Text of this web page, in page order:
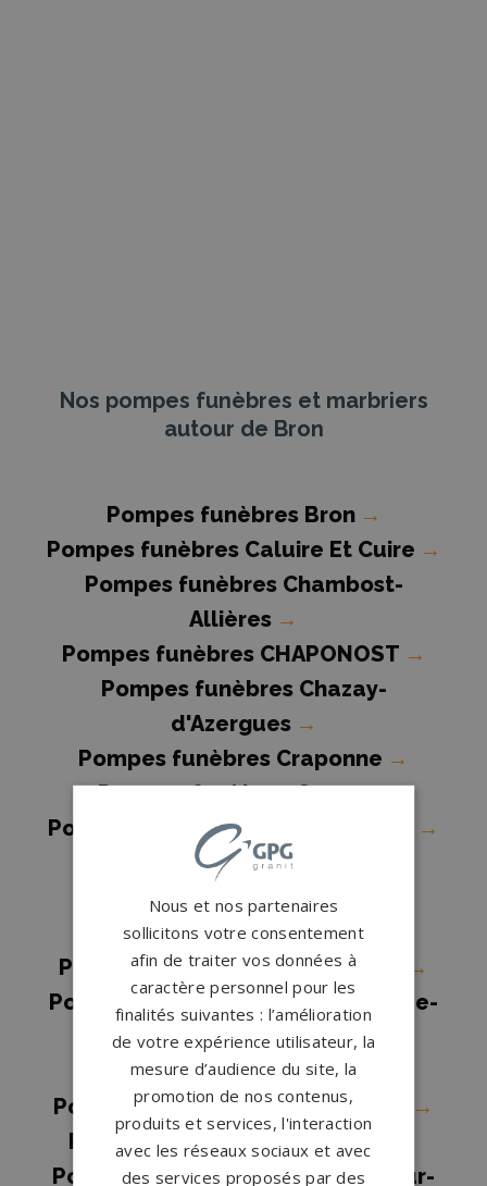
Nos pompes funèbres et marbriers
autour de Bron
Pompes funèbres Bron →
Pompes funèbres Caluire Et Cuire →
Pompes funèbres Chambost-
Allières →
Pompes funèbres CHAPONOST →
Pompes funèbres Chazay-
d'Azergues →
Pompes funèbres Craponne →
Pompes funèbres Genas→
Pompes funèbres Le Bois-d'Oingt
→
Pompes funèbres LOZANNE
Pompes funèbres Lyon
Pompes funèbres LYON 07
Pompes funèbres Pierre-Bénite
→
Pompes funèbres Saint-Bonnet-de-
Mure→
Pompes funèbres SARCEY
Pompes funèbres Vaulx-en-Velin
→
Pompes funèbres VENISSIEUX
Pompes funèbres Villefranche-sur-
Nous et nos partenaires
sollicitons votre consentement
afin de traiter vos données à
caractère personnel pour les
finalités suivantes : l’amélioration
de votre expérience utilisateur, la
mesure d’audience du site, la
promotion de nos contenus,
produits et services, l'interaction
avec les réseaux sociaux et avec
des services proposés par des